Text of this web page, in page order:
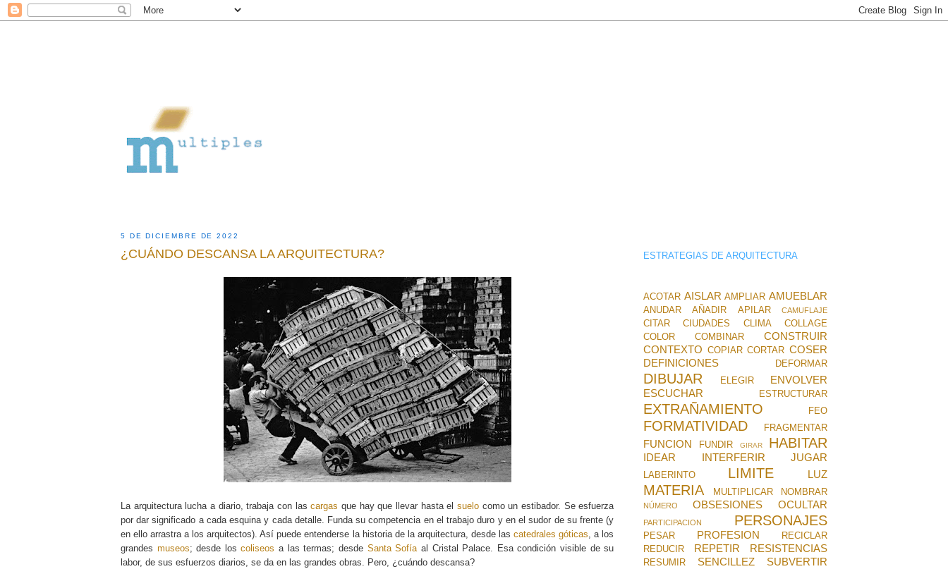
5 DE DICIEMBRE DE 2022
¿CUÁNDO DESCANSA LA ARQUITECTURA?
La arquitectura lucha a diario, trabaja con lascargas que hay que llevar hasta el suelocomo un estibador. Se esfuerza
por dar significado a cada esquina y cada detalle. Funda su competencia en el trabajo duro y en el sudor de su frente (y
en ello arrastra a los arquitectos). Así puede entenderse la historia de la arquitectura, desde lascatedrales góticas, a los
grandes museos; desde loscoliseos a las termas; desde Santa Sofíaal Cristal Palace. Esa condición visible de su
labor, de sus esfuerzos diarios, se da en las grandes obras. Pero, ¿cuándo descansa?
ESTRATEGIAS DE ARQUITECTURA
ACOTAR AISLAR AMPLIAR AMUEBLAR
ANUDAR AÑADIR APILAR CAMUFLAJE
CITAR CIUDADES CLIMA
COLLAGE
COLOR
COMBINAR
CONSTRUIR
CONTEXTO COPIAR CORTAR COSER
DEFINICIONES
DEFORMAR
DIBUJAR ELEGIR
ENVOLVER
ESCUCHAR
ESTRUCTURAR
EXTRAÑAMIENTO FEO
FORMATIVIDAD FRAGMENTAR
FUNCION FUNDIR GIRAR HABITAR
IDEAR INTERFERIR JUGAR
LABERINTO LIMITE LUZ
MATERIA MULTIPLICAR NOMBRAR
NÚMERO OBSESIONES OCULTAR
PARTICIPACION PERSONAJES
PESAR PROFESION
RECICLAR
REDUCIR
REPETIR RESISTENCIAS
RESUMIR SENCILLEZ SUBVERTIR